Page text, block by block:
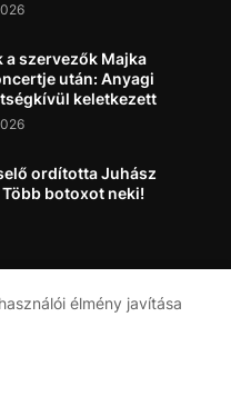
a szervezők Majka
után: Anyagi
keletkezett
ordította Juhász
botoxot neki!
élmény javítása